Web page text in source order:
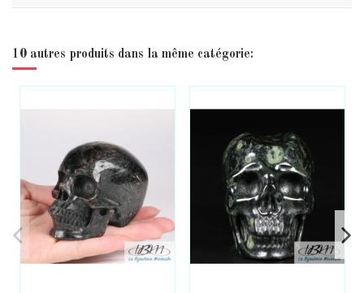
10 autres produits dans la même catégorie: